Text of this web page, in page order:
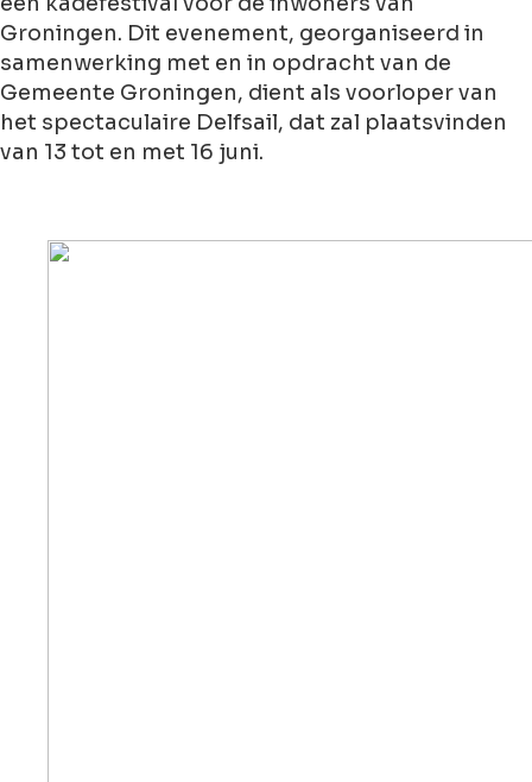
Groningen. Dit evenement, georganiseerd in
samenwerking met en in opdracht van de
Gemeente Groningen, dient als voorloper van
het spectaculaire Delfsail, dat zal plaatsvinden
van 13 tot en met 16 juni.